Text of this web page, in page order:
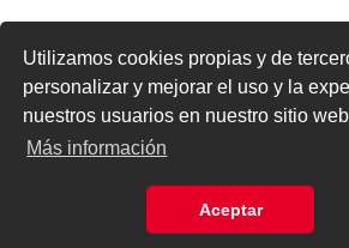
Utilizamos cookies propias y de
personalizar y mejorar el uso y la
nuestros usuarios en nuestro sitio
Más información
Aceptar
Mujeres
© 2026 Todos los derechos reservados.
o parcial, incluyendo cualquier